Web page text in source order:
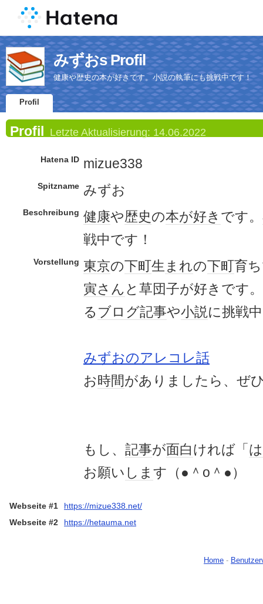
みずおs Profil
健康や歴史の本が好きです。小説の執筆にも挑戦中です！
Profil
Profil Letzte Aktualisierung: 14.06.2022
Hatena ID mizue338
Spitzname みずお
Beschreibung 健康や歴史の本が好き です。
戦中です！
Vorstellung 東京の下町生 まれの下町育
寅さん と草団子が好きです。
る ブログ記事や小説に挑戦
みずおのアレコレ話
お時間がありましたら、ぜ
もし、 記事が面白ければ「
お願い しま す（●＾o＾●）
Webseite #1
https://mizue338.net/
Webseite #2
https://hetauma.net
Home -